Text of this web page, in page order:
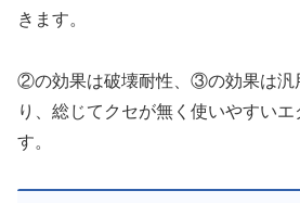
きます。
②の効果は破壊耐性、③の効果は汎
り、総じてクセが無く使いやすい
す。